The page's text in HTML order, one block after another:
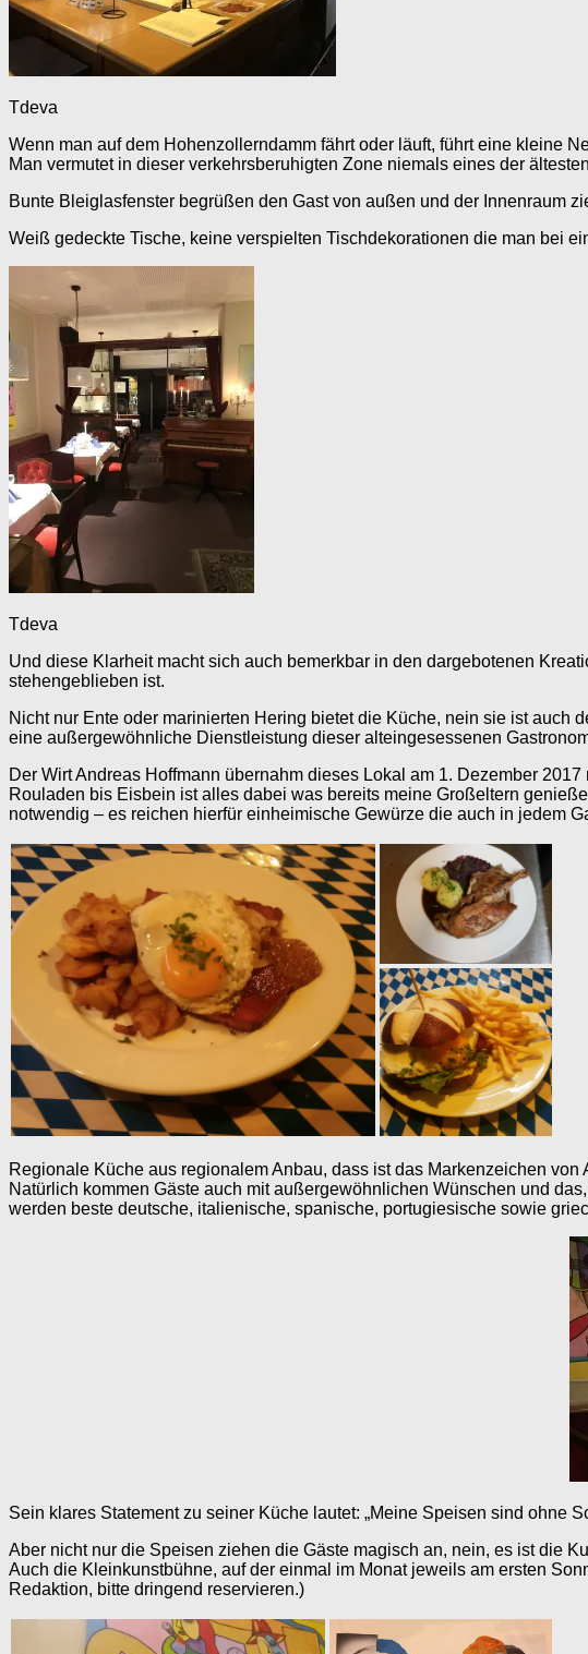
Tdeva
Wenn man auf dem Hohenzollerndamm fährt oder läuft, führt eine kleine
Man vermutet in dieser verkehrsberuhigten Zone niemals eines der
Bunte Bleiglasfenster begrüßen den Gast von außen und der Innenraum
Weiß gedeckte Tische, keine verspielten Tischdekorationen die man bei
Tdeva
Und diese Klarheit macht sich auch bemerkbar in den dargebotenen
stehengeblieben ist.
Nicht nur Ente oder marinierten Hering bietet die Küche, nein sie ist
eine außergewöhnliche Dienstleistung dieser alteingesessenen
Der Wirt Andreas Hoffmann übernahm dieses Lokal am 1. Dezember
Rouladen bis Eisbein ist alles dabei was bereits meine Großeltern
notwendig – es reichen hierfür einheimische Gewürze die auch in jedem
Regionale Küche aus regionalem Anbau, dass ist das Markenzeichen
Natürlich kommen Gäste auch mit außergewöhnlichen Wünschen und
werden beste deutsche, italienische, spanische, portugiesische sowie
Sein klares Statement zu seiner Küche lautet: „Meine Speisen sind ohne
Aber nicht nur die Speisen ziehen die Gäste magisch an, nein, es ist die
Auch die Kleinkunstbühne, auf der einmal im Monat jeweils am ersten
Redaktion, bitte dringend reservieren.)